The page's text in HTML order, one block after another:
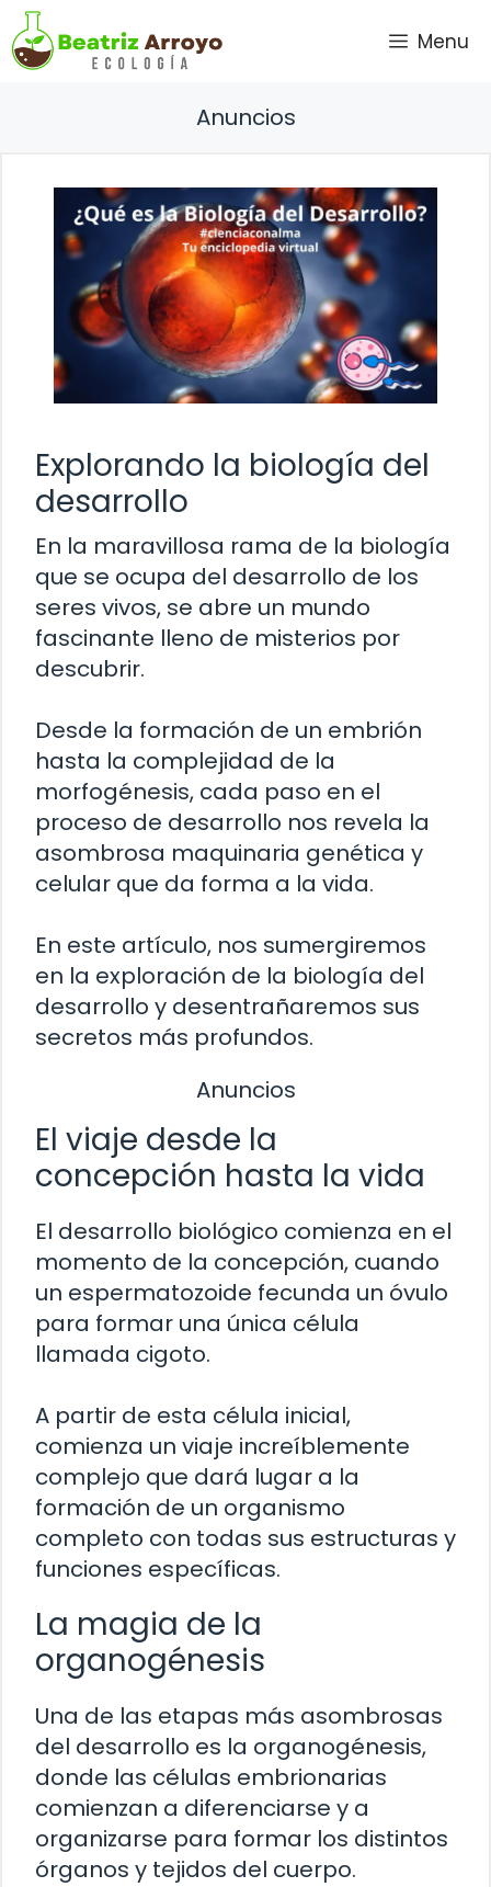
Saltar
al
contenido
Menu
Anuncios
Explorando la biología del
desarrollo
En la maravillosa rama de la biología
que se ocupa del desarrollo de los
seres vivos, se abre un mundo
fascinante lleno de misterios por
descubrir.
Desde la formación de un embrión
hasta la complejidad de la
morfogénesis, cada paso en el
proceso de desarrollo nos revela la
asombrosa maquinaria genética y
celular que da forma a la vida.
En este artículo, nos sumergiremos
en la exploración de la biología del
desarrollo y desentrañaremos sus
secretos más profundos.
Anuncios
El viaje desde la
concepción hasta la vida
El desarrollo biológico comienza en el
momento de la concepción, cuando
un espermatozoide fecunda un óvulo
para formar una única célula
llamada cigoto.
A partir de esta célula inicial,
comienza un viaje increíblemente
complejo que dará lugar a la
formación de un organismo
completo con todas sus estructuras y
funciones específicas.
La magia de la
organogénesis
Una de las etapas más asombrosas
del desarrollo es la organogénesis,
donde las células embrionarias
comienzan a diferenciarse y a
organizarse para formar los distintos
órganos y tejidos del cuerpo.